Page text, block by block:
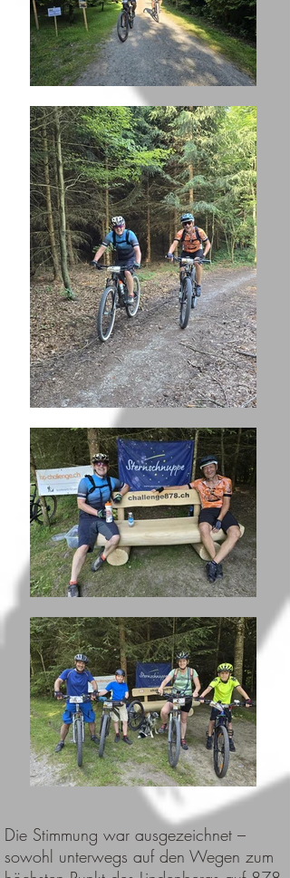
Die Stimmung war ausgezeichnet –
sowohl unterwegs auf den Wegen zum